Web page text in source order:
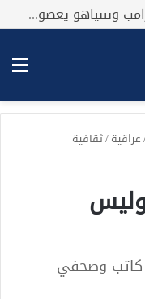
*بكِّين تقُض مضاجع واشنطن، ترامب ونتنياهو يعضون على أصابِعهُم وليس بيدهم حيلَة!.*
عراقية/ثقافية
كاتب وصحفي